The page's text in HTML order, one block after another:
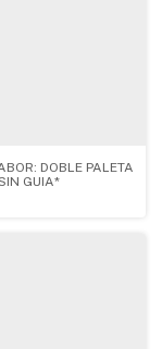
DOBLE PALETA
GUIA*